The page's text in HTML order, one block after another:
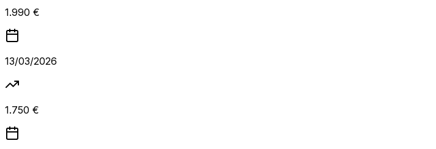
1.990 €
13/03/2026
1.750 €